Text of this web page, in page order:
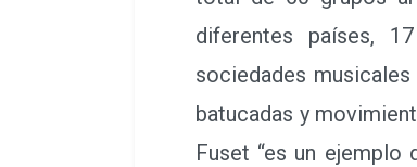
diferentes países,
sociedades
batucadas y
Fuset “es un ejemplo